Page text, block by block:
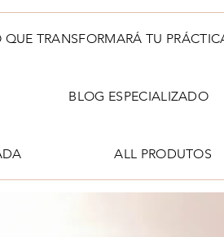
QUE TRANSFORMARÁ TU
BLOG ESPECIALIZADO
ALL PRODUTOS